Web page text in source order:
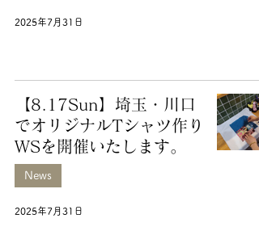
2025年7月31日
【8.17Sun】埼玉・川口
でオリジナルTシャツ作り
WSを開催いたします。
News
2025年7月31日